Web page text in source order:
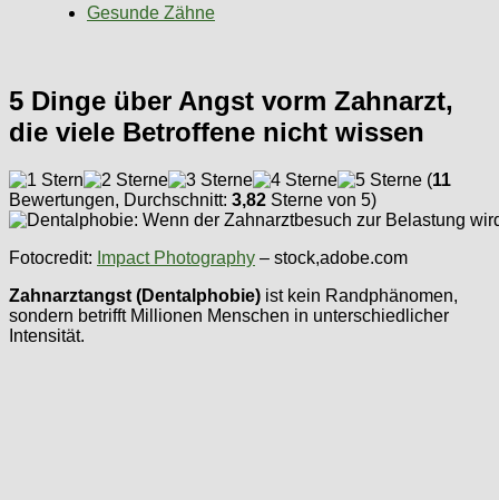
Gesunde Zähne
5 Dinge über Angst vorm Zahnarzt,
die viele Betroffene nicht wissen
(11
Bewertungen, Durchschnitt: 3,82 Sterne von 5)
Fotocredit: Impact Photography – stock,adobe.com
Zahnarztangst (Dentalphobie) ist kein Randphänomen,
sondern betrifft Millionen Menschen in unterschiedlicher
Intensität.